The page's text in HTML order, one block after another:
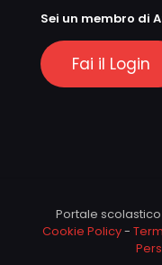
Sei un membro di
Fai il Login
Portale
Cookie Policy-